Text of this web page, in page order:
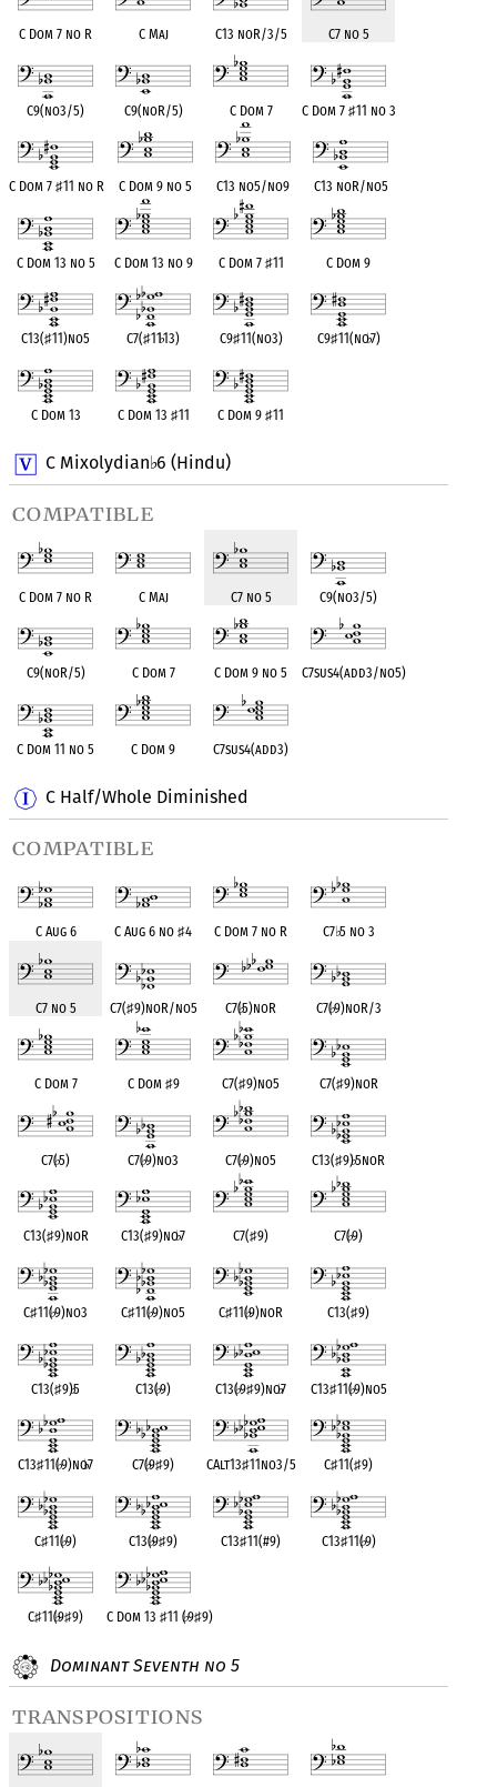
C Dom 7 no R C Maj C13 noR/3/5 C7 no 5
C9(no3/5) C9(noR/5) C Dom 7 C Dom 7♯11 no 3
C Dom 7 ♯11 no R C Dom 9 no 5 C13 no5/no9 C13 noR/no5
C Dom 13 no 5 C Dom 13 no 9 C Dom 7 ♯11 C Dom 9
C13(♯11)no5 C7(♯11♭13) C9♯11(no3) C9♯11(no♭7)
C Dom 13 C Dom 13 ♯11 C Dom 9♯11
C Mixolydian♭6 (Hindu)
compatible
C Dom 7 no R C Maj C7 no 5 C9(no3/5)
C9(noR/5) C Dom 7 C Dom 9 no 5 C7sus4(add3/no5)
C Dom 11 no 5 C Dom 9 C7sus4(add3)
C Half/Whole Diminished
compatible
C Aug 6 C Aug 6 no♯4 C Dom 7 no R C7♭5 no 3
C7 no 5 C7(♯9)noR/no5 C7(♭5)noR C7(♭9)noR/3
C Dom 7 C Dom ♯9 C7(♯9)no5 C7(♯9)noR
C7(♭5) C7(♭9)no3 C7(♭9)no5 C13(♯9)♭5noR
C13(♯9)noR C13(♯9)no♭7 C7(♯9) C7(♭9)
C♯11(♭9)no3 C♯11(♭9)no5 C♯11(♭9)noR C13(♯9)
C13(♯9)♭5 C13(♭9) C13(♭9♯9)no♭7 C13♯11(♭9)no5
C13♯11(♭9)no♭7 C7(♭9♯9) CAlt13♯11no3/5 C♯11(♯9)
C♯11(♭9) C13(♭9♯9) C13♯11(#9) C13♯11(♭9)
C♯11(♭9♯9) C Dom 13♯11 (♭9♯9)
Dominant Seventh no 5
transpositions